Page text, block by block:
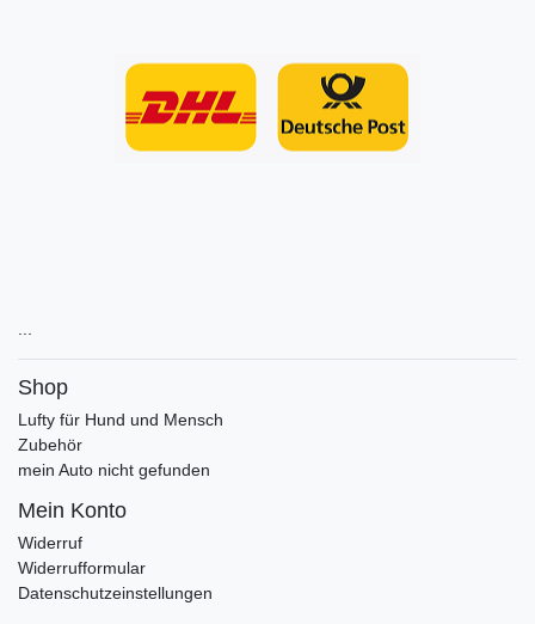
Shop
Lufty für Hund und Mensch
Zubehör
mein Auto nicht gefunden
Mein Konto
Widerruf
Widerrufformular
Datenschutzeinstellungen